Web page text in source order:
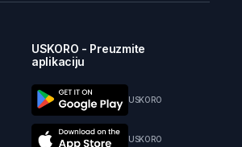
USKORO - Preuzmite
aplikaciju
USKORO
USKORO